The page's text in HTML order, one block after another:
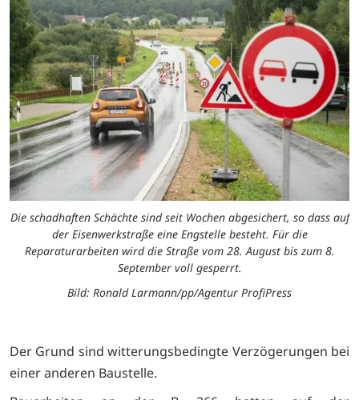
Die schadhaften Schächte sind seit Wochen abgesichert, so dass auf
der Eisenwerkstraße eine Engstelle besteht. Für die
Reparaturarbeiten wird die Straße vom 28. August bis zum 8.
September voll gesperrt.
Bild: Ronald Larmann/pp/Agentur ProfiPress
Der Grund sind witterungsbedingte Verzögerungen bei
einer anderen Baustelle.